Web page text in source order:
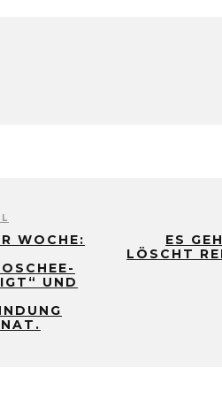
WOCHE:
UND
ES
LÖSCHT